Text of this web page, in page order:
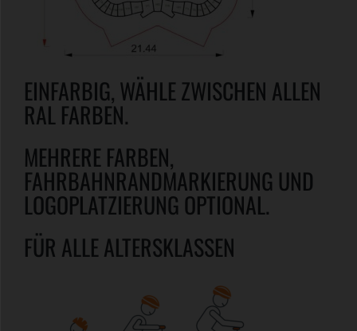
EINFARBIG, WÄHLE ZWISCHEN ALLEN
RAL FARBEN.
MEHRERE FARBEN,
FAHRBAHNRANDMARKIERUNG UND
LOGOPLATZIERUNG OPTIONAL.
FÜR ALLE ALTERSKLASSEN